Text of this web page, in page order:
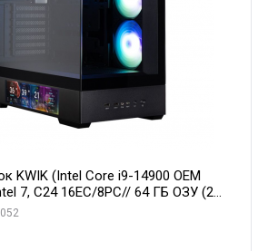
KWIK (Intel Core i9-14900 OEM
7, C24 16EC/8PC// 64 ГБ ОЗУ (2
GAMINGPRO OC 16GB GDDR7